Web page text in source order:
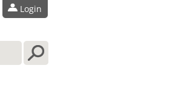
Login